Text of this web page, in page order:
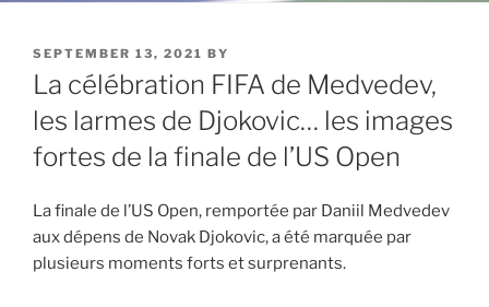
POSTED
ON
SEPTEMBER 13, 2021 BY
La célébration FIFA de Medvedev,
les larmes de Djokovic… les images
fortes de la finale de l’US Open
La finale de l’US Open, remportée par Daniil Medvedev
aux dépens de Novak Djokovic, a été marquée par
plusieurs moments forts et surprenants.